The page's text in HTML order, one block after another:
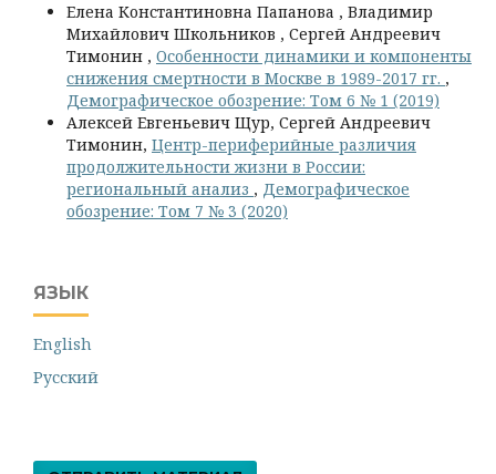
Елена Константиновна Папанова , Владимир
Михайлович Школьников , Сергей Андреевич
Тимонин , Особенности динамики и компоненты
снижения смертности в Москве в 1989-2017 гг. ,
Демографическое обозрение: Том 6 № 1 (2019)
Алексей Евгеньевич Щур, Сергей Андреевич
Тимонин, Центр-периферийные различия
продолжительности жизни в России:
региональный анализ , Демографическое
обозрение: Том 7 № 3 (2020)
ЯЗЫК
English
Русский